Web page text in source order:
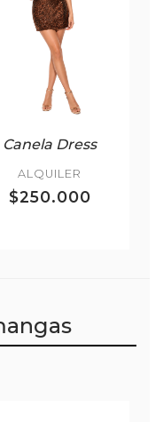
Canela Dress
ALQUILER
$250.000